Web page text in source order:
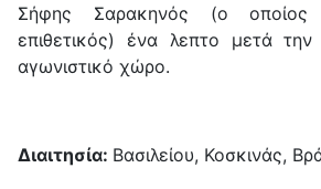
Σήφης Σαρακηνός (ο οποίος
επιθετικός) ένα λεπτο μετά
αγωνιστικό χώρο.
Διαιτησία: Βασιλείου, Κοσκινάς,